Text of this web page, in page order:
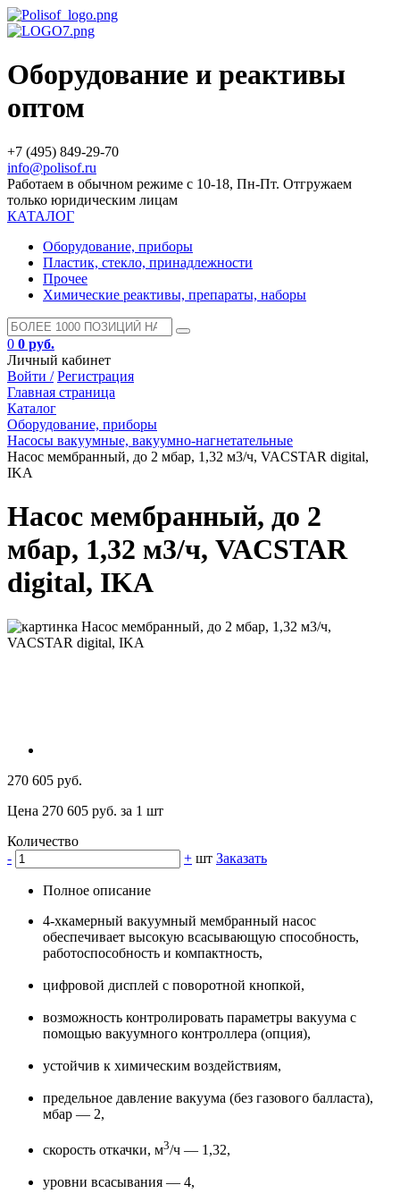
Оборудование и реактивы
оптом
+7 (495) 849-29-70
info@polisof.ru
Работаем в обычном режиме с 10-18, Пн-Пт. Отгружаем
только юридическим лицам
КАТАЛОГ
Оборудование, приборы
Пластик, стекло, принадлежности
Прочее
Химические реактивы, препараты, наборы
0 0 руб.
Личный кабинет
Войти / Регистрация
Главная страница
Каталог
Оборудование, приборы
Насосы вакуумные, вакуумно-нагнетательные
Насос мембранный, до 2 мбар, 1,32 м3/ч, VACSTAR digital,
IKA
Насос мембранный, до 2
мбар, 1,32 м3/ч, VACSTAR
digital, IKA
270 605 руб.
Цена 270 605 руб. за 1 шт
Количество
-
+ шт Заказать
Полное описание
4-хкамерный вакуумный мембранный насос
обеспечивает высокую всасывающую способность,
работоспособность и компактность,
цифровой дисплей с поворотной кнопкой,
возможность контролировать параметры вакуума с
помощью вакуумного контроллера (опция),
устойчив к химическим воздействиям,
предельное давление вакуума (без газового балласта),
мбар — 2,
скорость откачки, м3/ч — 1,32,
уровни всасывания — 4,